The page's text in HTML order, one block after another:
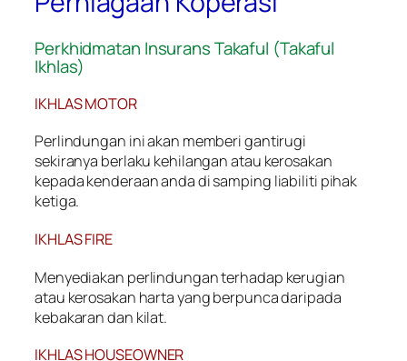
Perkhidmatan Insurans Takaful (Takaful
Ikhlas)
IKHLAS MOTOR
Perlindungan ini akan memberi gantirugi
sekiranya berlaku kehilangan atau kerosakan
kepada kenderaan anda di samping liabiliti pihak
ketiga.
IKHLAS FIRE
Menyediakan perlindungan terhadap kerugian
atau kerosakan harta yang berpunca daripada
kebakaran dan kilat.
IKHLAS HOUSEOWNER